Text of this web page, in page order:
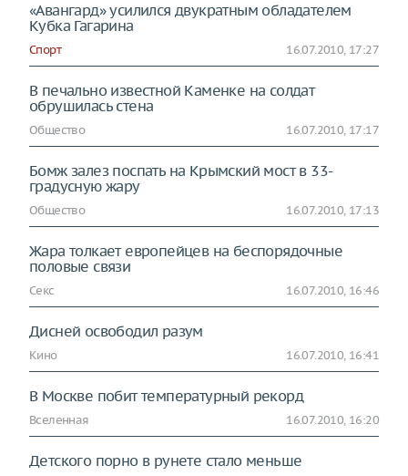
«Авангард» усилился двукратным обладателем
Кубка Гагарина
Спорт 16.07.2010, 17:27
В печально известной Каменке на солдат
обрушилась стена
Общество 16.07.2010, 17:17
Бомж залез поспать на Крымский мост в 33-
градусную жару
Общество 16.07.2010, 17:13
Жара толкает европейцев на беспорядочные
половые связи
Секс 16.07.2010, 16:46
Дисней освободил разум
Кино 16.07.2010, 16:41
В Москве побит температурный рекорд
Вселенная 16.07.2010, 16:20
Детского порно в рунете стало меньше